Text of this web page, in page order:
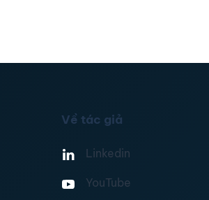
Về tác giả
Linkedin
YouTube